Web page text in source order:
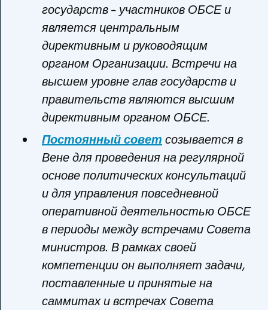
государств – участников ОБСЕ и
является центральным
директивным и руководящим
органом Организации. Встречи на
высшем уровне глав государств и
правительств являются высшим
директивным органом ОБСЕ.
Постоянный совет созывается в
Вене для проведения на регулярной
основе политических консультаций
и для управления повседневной
оперативной деятельностью ОБСЕ
в периоды между встречами Совета
министров. В рамках своей
компетенции он выполняет задачи,
поставленные и принятые на
саммитах и встречах Совета